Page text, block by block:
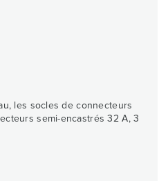
les socles de connecteurs
semi-encastrés 32 A, 3